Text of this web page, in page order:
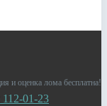
и оценка лома бесплатна!
01-23